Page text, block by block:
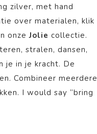
zilver, met hand
over materialen, klik
onzeJolie collectie.
stralen, dansen,
je in je kracht. De
Combineer meerdere
I would say “bring